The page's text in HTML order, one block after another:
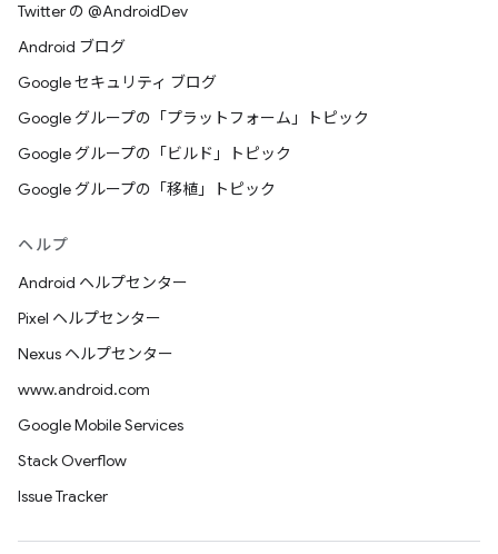
Twitter の @AndroidDev
Android ブログ
Google セキュリティ ブログ
Google グループの「プラットフォーム」トピック
Google グループの「ビルド」トピック
Google グループの「移植」トピック
ヘルプ
Android ヘルプセンター
Pixel ヘルプセンター
Nexus ヘルプセンター
www.android.com
Google Mobile Services
Stack Overflow
Issue Tracker